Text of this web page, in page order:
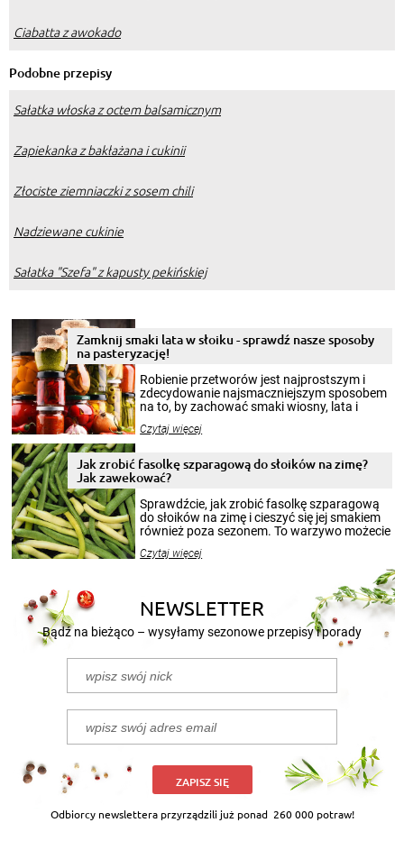
Ciabatta z awokado
Podobne przepisy
Sałatka włoska z octem balsamicznym
Zapiekanka z bakłażana i cukinii
Złociste ziemniaczki z sosem chili
Nadziewane cukinie
Sałatka "Szefa" z kapusty pekińskiej
Zamknij smaki lata w słoiku - sprawdź nasze sposoby
na pasteryzację!
Robienie przetworów jest najprostszym i
zdecydowanie najsmaczniejszym sposobem
na to, by zachować smaki wiosny, lata i
krajobrazów, by cieszyć nimi oko w sezonie
pełni poczuć atmosferę cieplejszych
miesięcy. Przygotowanie słoików ze
patenty, które pozwolą zachować świeżość
przetworów.
Czytaj więcej
Jak zrobić fasolkę szparagową do słoików na zimę?
Jak zawekować?
Sprawdźcie, jak zrobić fasolkę szparagową
do słoików na zimę i cieszyć się jej smakiem
również poza sezonem. To warzywo możecie
nasze propozycje!
Czytaj więcej
NEWSLETTER
Bądź na bieżąco – wysyłamy sezonowe przepisy i porady
ZAPISZ SIĘ
Odbiorcy newslettera przyrządzili już ponad 260 000 potraw!